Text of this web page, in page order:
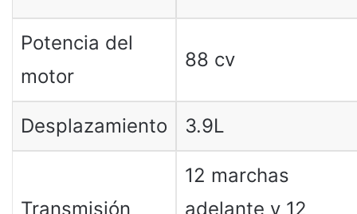
Potencia del
motor
88 cv
Desplazamiento 3.9L
Transmisión
12 marchas
adelante y 12